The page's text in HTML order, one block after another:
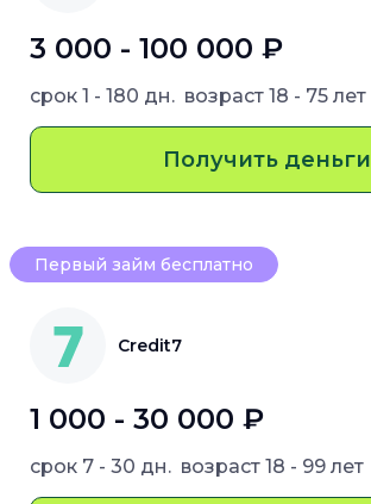
3 000 - 100 000 ₽
срок 1 - 180 дн. возраст 18 - 75 лет
Получить деньги
Первый займ бесплатно
Credit7
1 000 - 30 000 ₽
срок 7 - 30 дн. возраст 18 - 99 лет